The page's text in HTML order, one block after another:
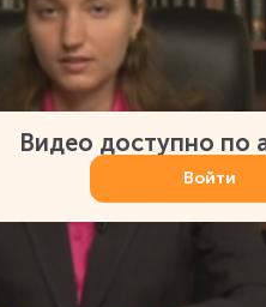
Видео доступно по
Войти